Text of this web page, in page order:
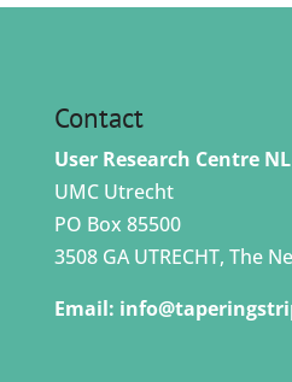
Contact
User Research Centre NL
UMC Utrecht
PO Box 85500
3508 GA UTRECHT, The
Email: